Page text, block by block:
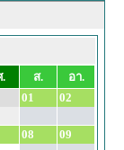
. ส.
อา.
01 02
08 09